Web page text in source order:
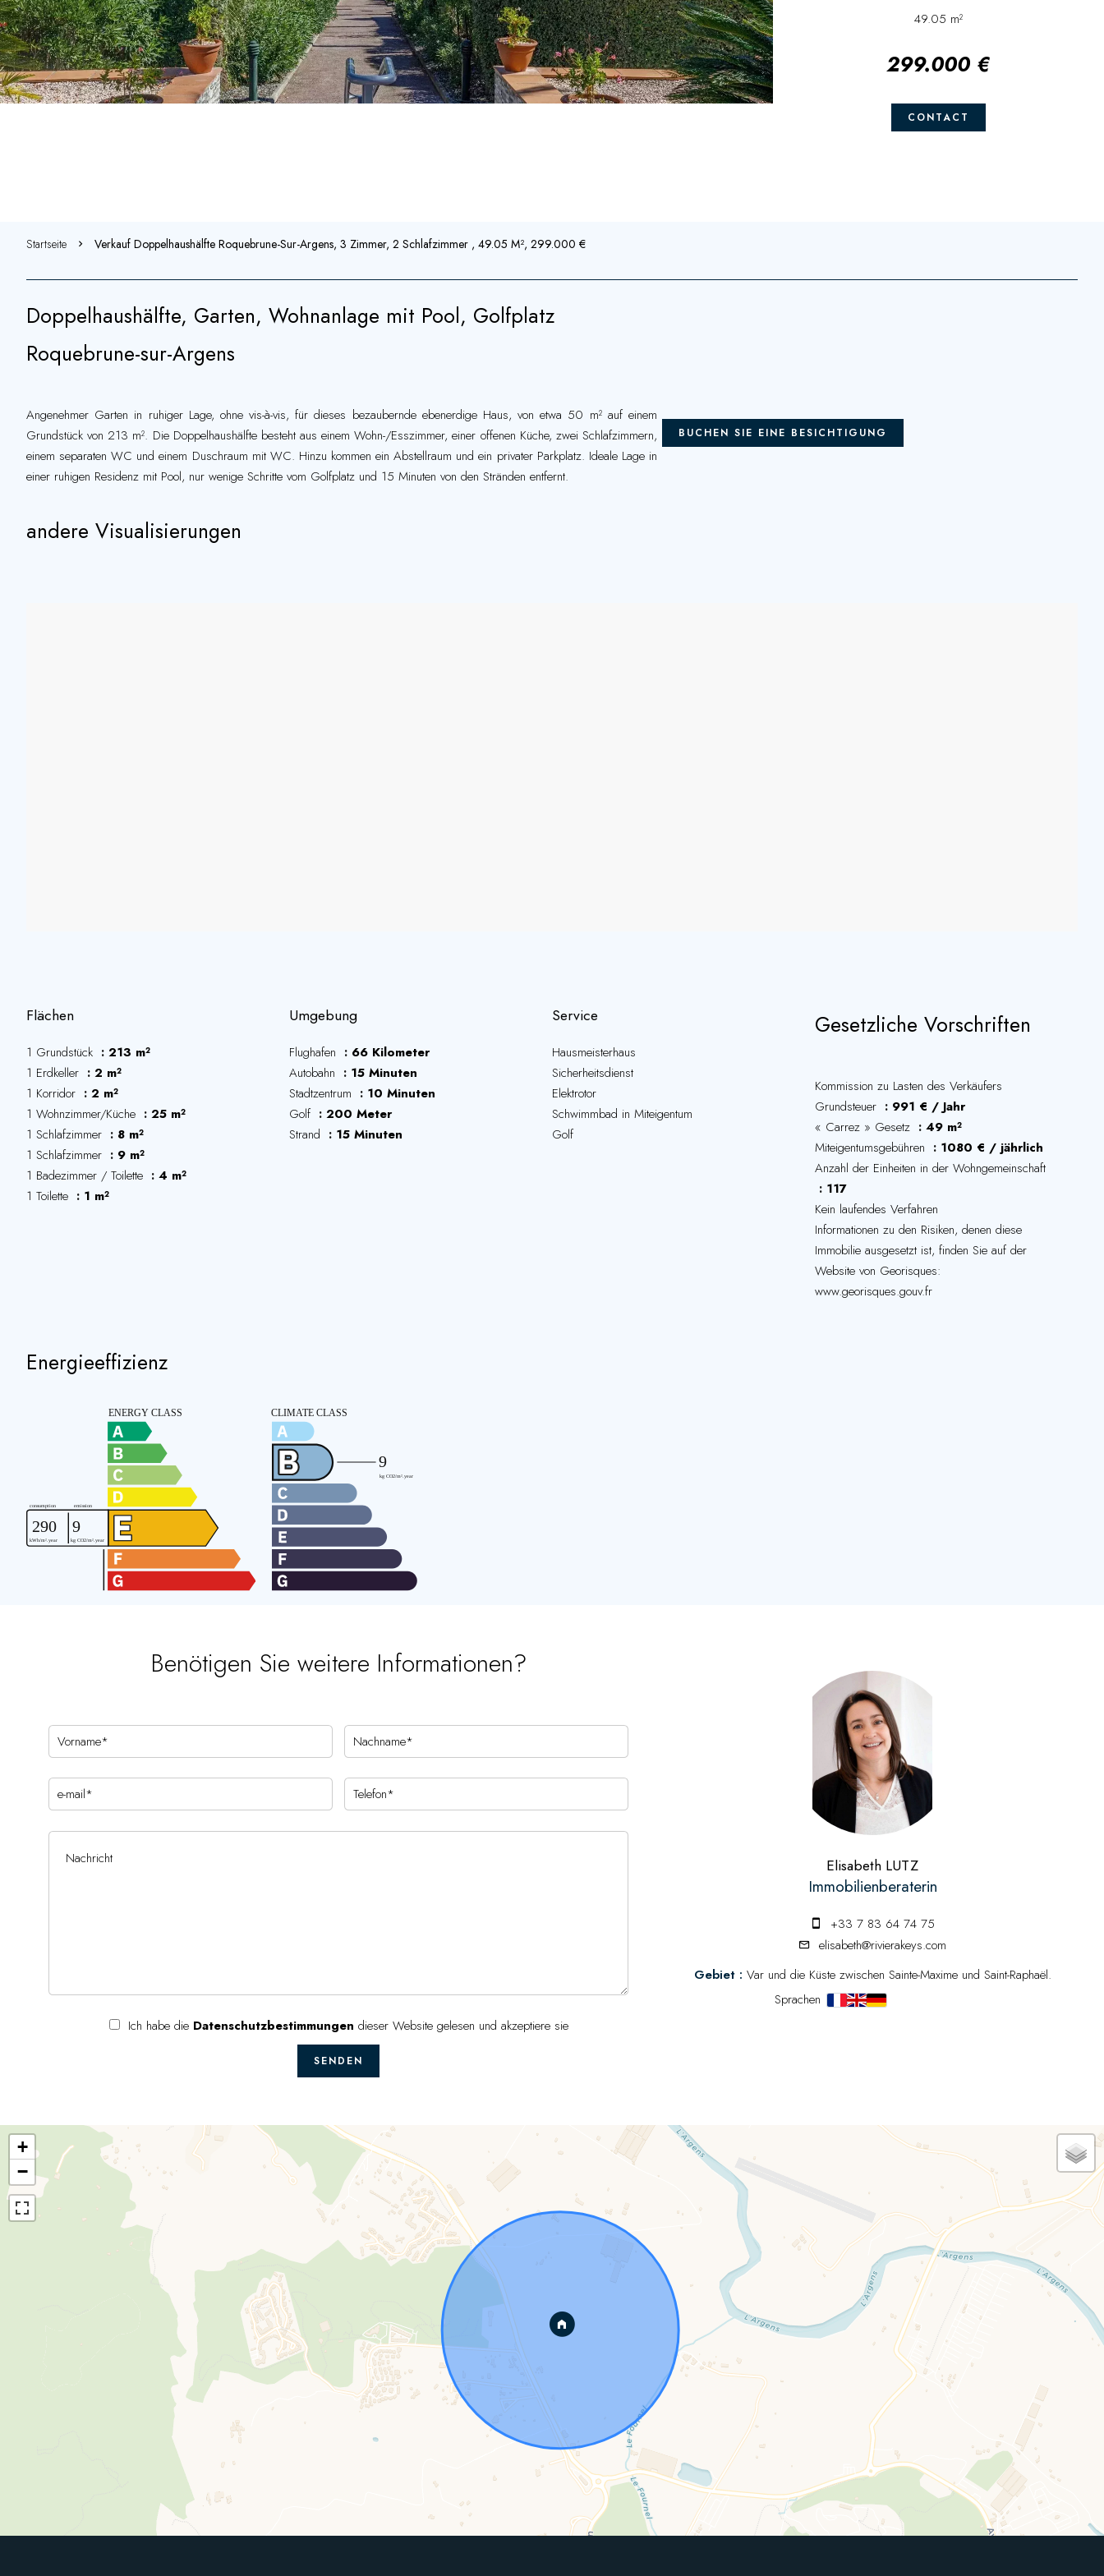
49.05 m²
299.000 €
CONTACT
Startseite Verkauf Doppelhaushälfte Roquebrune-Sur-Argens, 3 Zimmer, 2 Schlafzimmer , 49.05 M², 299.000 €
BUCHEN SIE EINE BESICHTIGUNG
Doppelhaushälfte, Garten, Wohnanlage mit Pool, Golfplatz
Roquebrune-sur-Argens
Angenehmer Garten in ruhiger Lage, ohne vis-à-vis, für dieses bezaubernde ebenerdige Haus, von etwa 50 m² auf einem
Grundstück von 213 m². Die Doppelhaushälfte besteht aus einem Wohn-/Esszimmer, einer offenen Küche, zwei Schlafzimmern,
einem separaten WC und einem Duschraum mit WC. Hinzu kommen ein Abstellraum und ein privater Parkplatz. Ideale Lage in
einer ruhigen Residenz mit Pool, nur wenige Schritte vom Golfplatz und 15 Minuten von den Stränden entfernt.
andere Visualisierungen
Flächen
1 Grundstück
213 m²
1 Erdkeller
2 m²
1 Korridor
2 m²
1 Wohnzimmer/Küche
25 m²
1 Schlafzimmer
8 m²
1 Schlafzimmer
9 m²
1 Badezimmer / Toilette
4 m²
1 Toilette
1 m²
Umgebung
Flughafen
66 Kilometer
Autobahn
15 Minuten
Stadtzentrum
10 Minuten
Golf
200 Meter
Strand
15 Minuten
Service
Hausmeisterhaus
Sicherheitsdienst
Elektrotor
Schwimmbad in Miteigentum
Golf
Gesetzliche Vorschriften
Kommission zu Lasten des Verkäufers
Grundsteuer
991 € / Jahr
« Carrez » Gesetz
49 m²
Miteigentumsgebühren
1080 € / jährlich
Anzahl der Einheiten in der Wohngemeinschaft
117
Kein laufendes Verfahren
Informationen zu den Risiken, denen diese
Immobilie ausgesetzt ist, finden Sie auf der
Website von Georisques:
www.georisques.gouv.fr
Energieeffizienz
Benötigen Sie weitere Informationen?
Ich habe die Datenschutzbestimmungen dieser Website gelesen und akzeptiere sie
SENDEN
Elisabeth LUTZ
Immobilienberaterin
+33 7 83 64 74 75
elisabeth@rivierakeys.com
Gebiet : Var und die Küste zwischen Sainte-Maxime und Saint-Raphaël.
Sprachen
+
−